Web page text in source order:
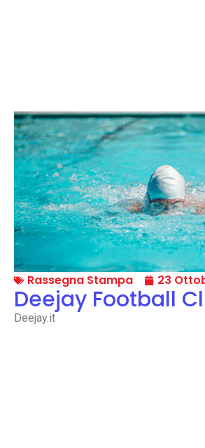
Rassegna Stampa 23
Deejay Football
Deejay.it